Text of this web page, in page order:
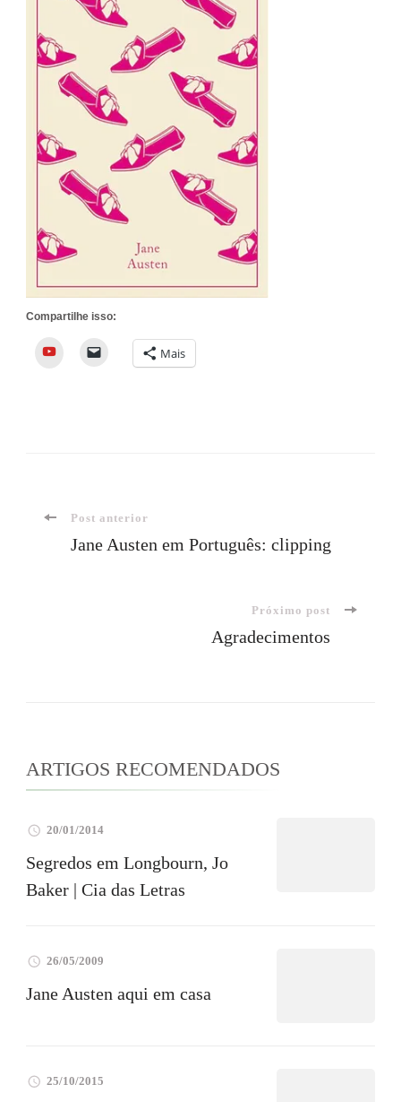
Compartilhe isso:
YouTube Mais
Navegação
Post anterior
Jane Austen em Português: clipping
Próximo post
Agradecimentos
ARTIGOS RECOMENDADOS
20/01/2014
Segredos em Longbourn, Jo
Baker | Cia das Letras
26/05/2009
Jane Austen aqui em casa
25/10/2015